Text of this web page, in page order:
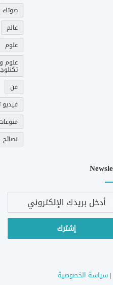
عالم
علوم
علوم و
فن
فيديو
نصائح
|سياسة الخصوصية